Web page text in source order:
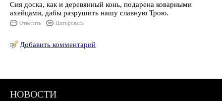
Сия доска, как и деревянный конь, подарена коварными
ахейцами, дабы разрушить нашу славную Трою.
Ответить Цитировать
Добавить комментарий
НОВОСТИ